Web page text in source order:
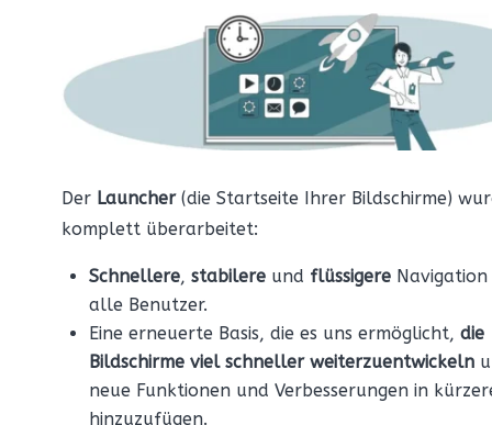
Der Launcher (die Startseite Ihrer Bildschirme)
komplett überarbeitet:
Schnellere, stabilere und flüssigere
alle Benutzer.
Eine erneuerte Basis, die es uns ermöglicht, die
Bildschirme viel schneller weiterzuentwickeln
neue Funktionen und Verbesserungen in
hinzuzufügen.